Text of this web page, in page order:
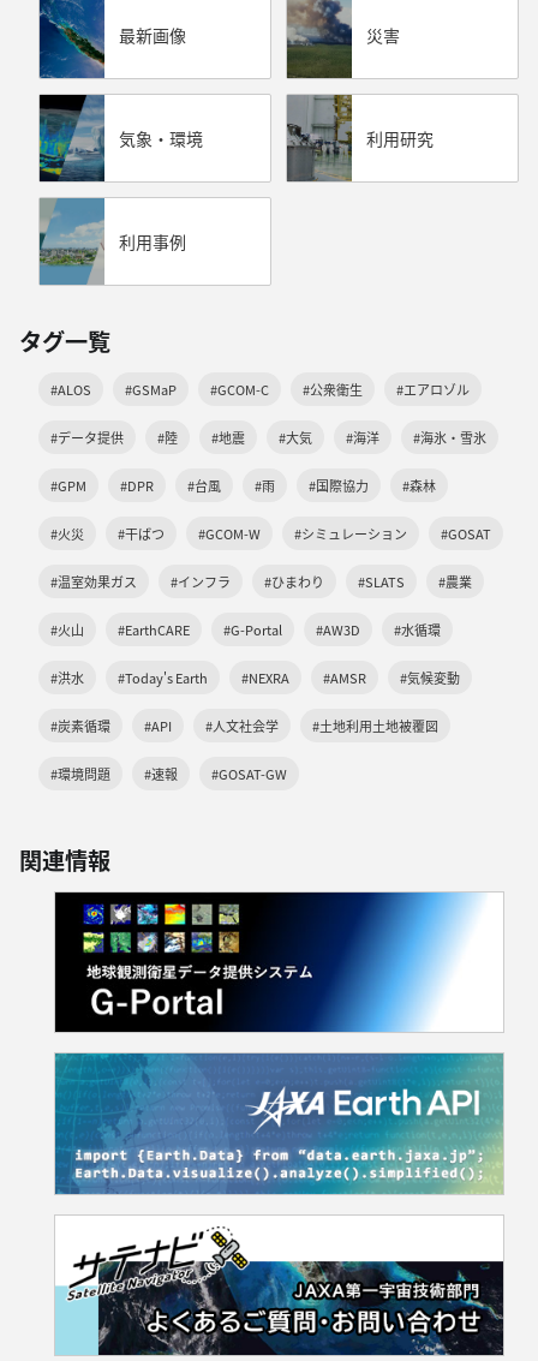
最新画像 災害
気象・環境 利用研究
利用事例
タグ一覧
#ALOS #GSMaP #GCOM-C #公衆衛生 #エアロゾル
#データ提供 #陸 #地震 #大気 #海洋 #海氷・雪氷
#GPM #DPR #台風 #雨 #国際協力 #森林
#火災 #干ばつ #GCOM-W #シミュレーション #GOSAT
#温室効果ガス #インフラ #ひまわり #SLATS #農業
#火山 #EarthCARE #G-Portal #AW3D #水循環
#洪水 #Today's Earth #NEXRA #AMSR #気候変動
#炭素循環 #API #人文社会学 #土地利用土地被覆図
#環境問題 #速報 #GOSAT-GW
関連情報